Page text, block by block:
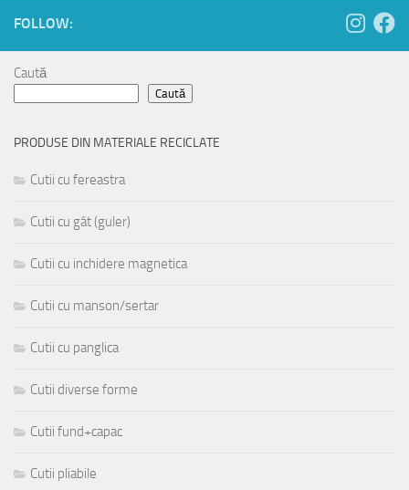
FOLLOW:
Caută
Caută
PRODUSE DIN MATERIALE RECICLATE
Cutii cu fereastra
Cutii cu gât (guler)
Cutii cu inchidere magnetica
Cutii cu manson/sertar
Cutii cu panglica
Cutii diverse forme
Cutii fund+capac
Cutii pliabile